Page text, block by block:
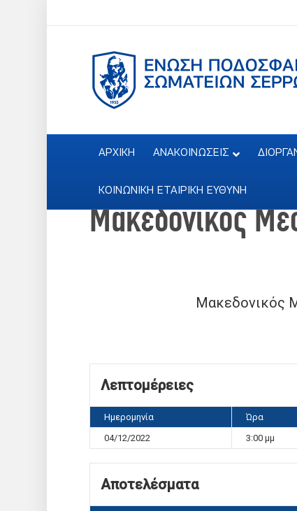
ΑΡΧΙΚΗ ΑΝΑΚΟΙΝΩΣΕΙΣ
ΚΟΙΝΩΝΙΚΗ ΕΤΑΙΡΙΚΗ ΕΥΘΥΝΗ
Μακεδονικός
Μακεδονικός
Λεπτομέρειες
Ημερομηνία Ώρα
04/12/2022
3:00 μμ
Αποτελέσματα